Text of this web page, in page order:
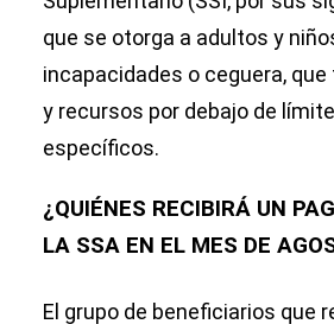
que se otorga a adultos y
incapacidades o ceguera,
y recursos por debajo de
específicos.
¿QUIÉNES RECIBIRÁ UN
LA SSA EN EL MES DE
El grupo de beneficiarios que